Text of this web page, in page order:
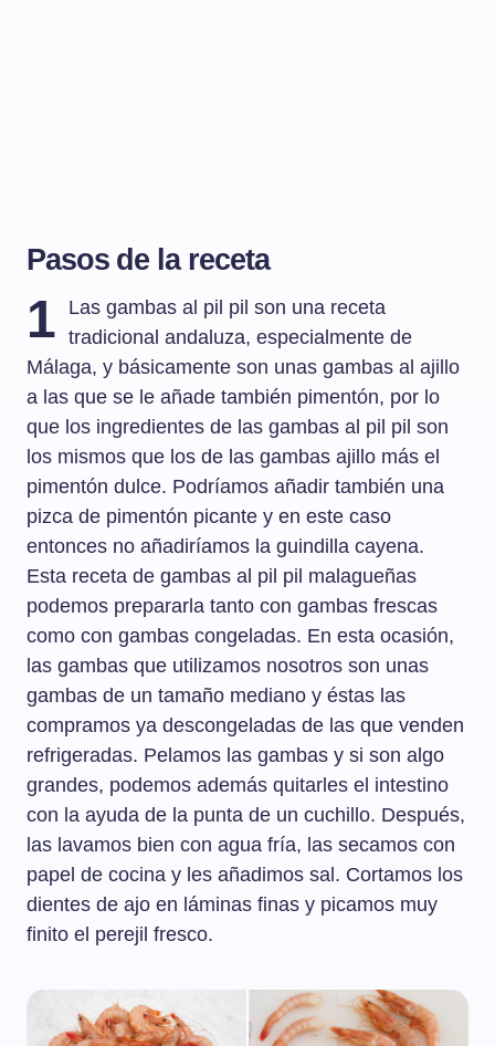
Pasos de la receta
1
Las gambas al pil pil son una receta
tradicional andaluza, especialmente de
Málaga, y básicamente son unas gambas al ajillo
a las que se le añade también pimentón, por lo
que los ingredientes de las gambas al pil pil son
los mismos que los de las gambas ajillo más el
pimentón dulce. Podríamos añadir también una
pizca de pimentón picante y en este caso
entonces no añadiríamos la guindilla cayena.
Esta receta de gambas al pil pil malagueñas
podemos prepararla tanto con gambas frescas
como con gambas congeladas. En esta ocasión,
las gambas que utilizamos nosotros son unas
gambas de un tamaño mediano y éstas las
compramos ya descongeladas de las que venden
refrigeradas. Pelamos las gambas y si son algo
grandes, podemos además quitarles el intestino
con la ayuda de la punta de un cuchillo. Después,
las lavamos bien con agua fría, las secamos con
papel de cocina y les añadimos sal. Cortamos los
dientes de ajo en láminas finas y picamos muy
finito el perejil fresco.